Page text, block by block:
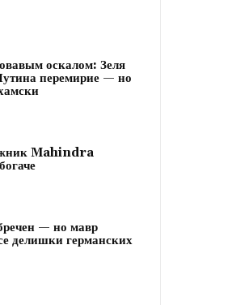
оскалом: Зеля
перемирие — но
Mahindra
— но мавр
делишки германских